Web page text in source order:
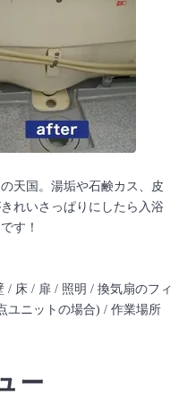
天国。湯垢や石鹸カス、皮
れいさっぱりにしたら入浴
す！
/ 床 / 扉 / 照明 / 換気扇のフィ
ユニットの場合) / 作業場所